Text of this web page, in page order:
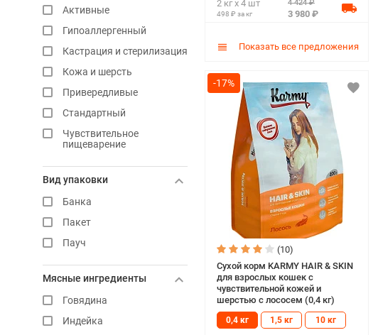
Активные
Гипоаллергенный
Кастрация и стерилизация
Кожа и шерсть
Привередливые
Стандартный
Чувствительное
пищеварение
Вид упаковки
Банка
Пакет
Пауч
Мясные ингредиенты
Говядина
Индейка
2 кг х 4 шт
498 ₽ за кг
4 424 ₽
3 980 ₽
Показать все предложения
-17%
(10)
Сухой корм KARMY HAIR & SKIN
для взрослых кошек с
чувствительной кожей и
шерстью с лососем (0,4 кг)
0,4 кг 1,5 кг 10 кг